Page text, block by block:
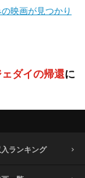
映画が見つかり
ダイの帰還に
ランキング